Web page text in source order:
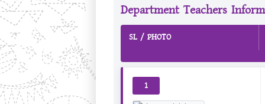
Department Teachers
SL / PHOTO
1